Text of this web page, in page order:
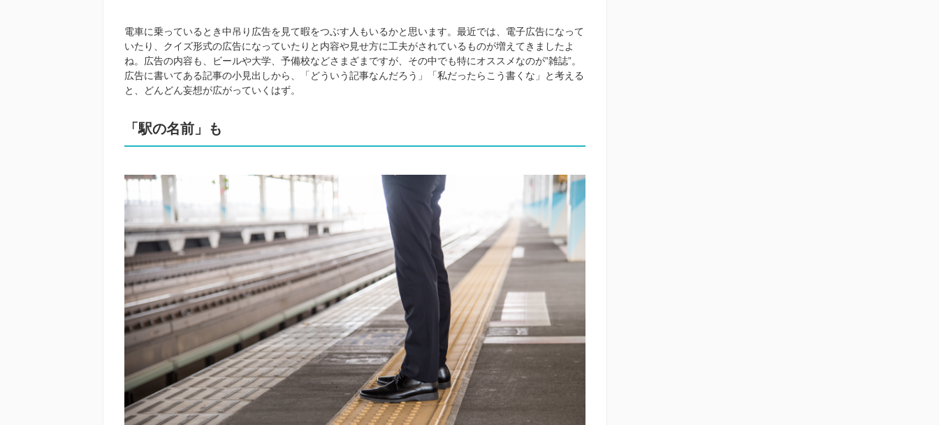
電車に乗っているとき中吊り広告を見て暇をつぶす人もいるかと思います。最近では、電子広告になって
いたり、クイズ形式の広告になっていたりと内容や見せ方に工夫がされているものが増えてきましたよ
ね。広告の内容も、ビールや大学、予備校などさまざまですが、その中でも特にオススメなのが”雑誌”。
広告に書いてある記事の小見出しから、「どういう記事なんだろう」「私だったらこう書くな」と考える
と、どんどん妄想が広がっていくはず。
「駅の名前」も